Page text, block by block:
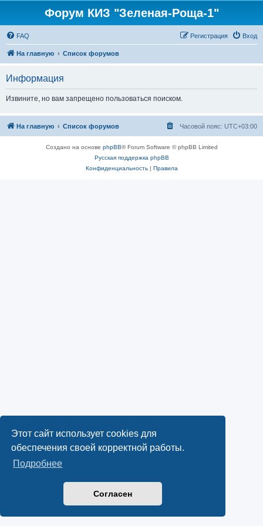
Этот сайт использует cookies для
обеспечения своей корректной работы.
Подробнее
Согласен
Форум КИЗ "Зеленая-Роща-1"
FAQ Вход
Регистрация
На главную Список форумов
Информация
Извините, но вам запрещено пользоваться поиском.
На главную Список форумов Часовой пояс: UTC+03:00
Создано на основе phpBB® Forum Software © phpBB Limited
Русская поддержка phpBB
Конфиденциальность| Правила